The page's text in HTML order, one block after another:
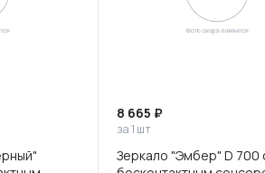
8 665 ₽
за 1 шт
Зеркало "Эмбер" D 700